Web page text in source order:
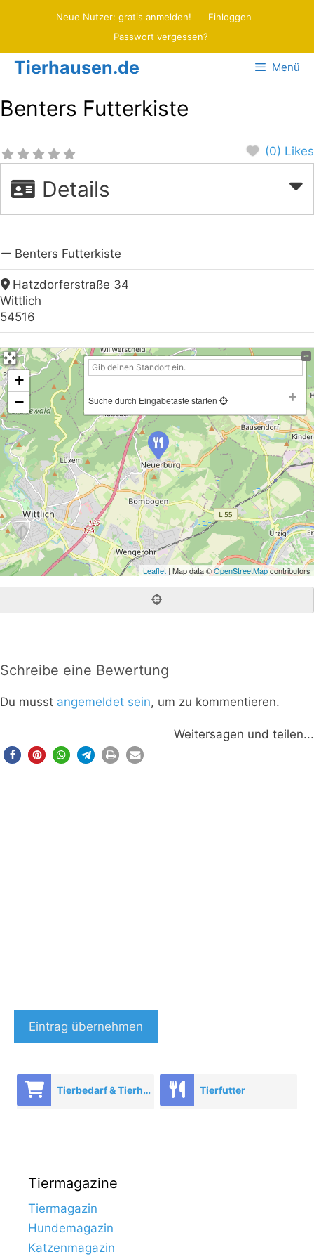
Neue Nutzer: gratis anmelden!
Einloggen
Passwort vergessen?
Tierhausen.de Menü
Benters Futterkiste
(0) Likes
Details
Benters Futterkiste
Hatzdorferstraße 34
Wittlich
54516
+
−
Suche durch Eingabetaste starten
Leaflet | Map data ©OpenStreetMapcontributors
Schreibe eine Bewertung
Du musst angemeldet sein, um zu kommentieren.
Weitersagen und teilen...
Eintrag übernehmen
Tierbedarf & Tierhandel Tierfutter
Tiermagazine
Tiermagazin
Hundemagazin
Katzenmagazin